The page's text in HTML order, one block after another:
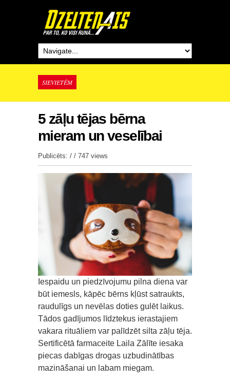
SIEVIETĒM
5 zāļu tējas bērna
mieram un veselībai
Publicēts: / / 747 views
Iespaidu un piedzīvojumu pilna diena var
būt iemesls, kāpēc bērns kļūst satraukts,
raudulīgs un nevēlas doties gulēt laikus.
Tādos gadījumos līdztekus ierastajiem
vakara rituāliem var palīdzēt silta zāļu tēja.
Sertificētā farmaceite Laila Zālīte iesaka
piecas dabīgas drogas uzbudinātības
mazināšanai un labam miegam.